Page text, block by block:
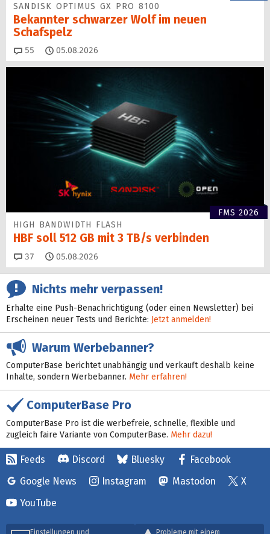
SANDISK OPTIMUS GX PRO 8100
Bekannter schwarzer Wolf im neuen
Schafspelz
55 Kommentare
05.08.2026
FMS 2026
HIGH BANDWIDTH FLASH
HBF soll 512 GB mit 3 TB/s verbinden
37 Kommentare
05.08.2026
Nichts mehr verpassen!
Erhalte eine Push-Benachrichtigung (oder einen Newsletter) bei
Erscheinen neuer Tests und Berichte: Jetzt anmelden!
Warum Werbebanner?
ComputerBase berichtet unabhängig und verkauft deshalb keine
Inhalte, sondern Werbebanner. Mehr erfahren!
ComputerBase Pro
ComputerBase Pro ist die werbefreie, schnelle, flexible und
zugleich faire Variante von ComputerBase. Mehr dazu!
Feeds Discord Bluesky
Facebook
Google News
Instagram Mastodon
X
YouTube
Einstellungen und Probleme mit einem